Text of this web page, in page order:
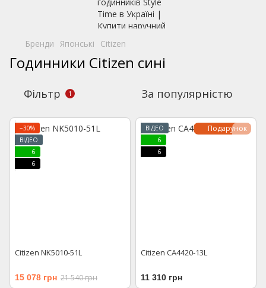
Бренди Японські Citizen
Годинники Citizen сині
Фільтр 1 За популярністю
−30%
ВІДЕО
6
6
Citizen NK5010-51L
15 078 грн 21 540 грн
Подарунок
ВІДЕО
6
6
Citizen CA4420-13L
11 310 грн